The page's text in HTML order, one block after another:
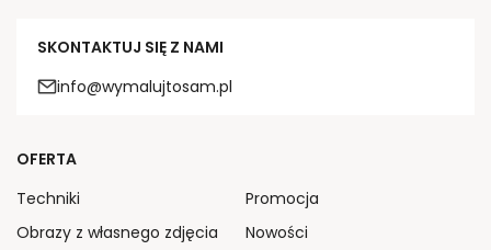
SKONTAKTUJ SIĘ Z NAMI
info@wymalujtosam.pl
OFERTA
Techniki
Obrazy z własnego zdjęcia
Promocja
Nowości